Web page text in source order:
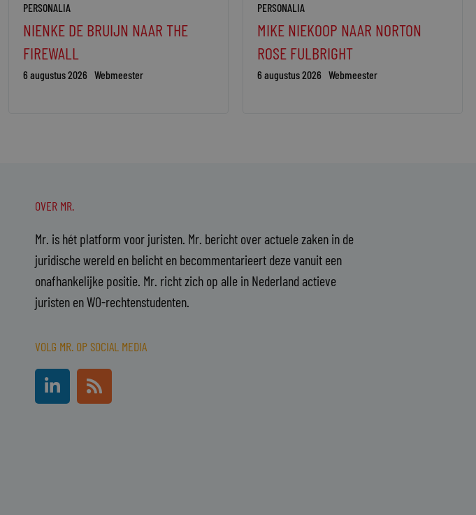
PERSONALIA
NIENKE DE BRUIJN NAAR THE
FIREWALL
6 augustus 2026 Webmeester
PERSONALIA
MIKE NIEKOOP NAAR NORTON
ROSE FULBRIGHT
6 augustus 2026 Webmeester
OVER MR.
Mr. is hét platform voor juristen. Mr. bericht over actuele zaken in de
juridische wereld en belicht en becommentarieert deze vanuit een
onafhankelijke positie. Mr. richt zich op alle in Nederland actieve
juristen en WO-rechtenstudenten.
VOLG MR. OP SOCIAL MEDIA
L
i
n
R
s
s